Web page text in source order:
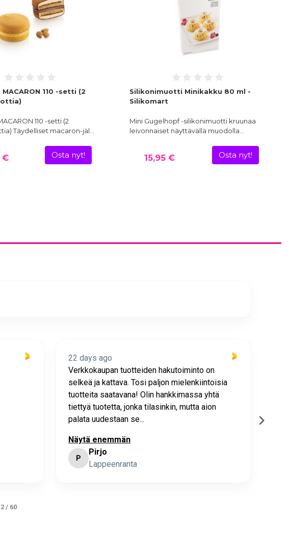
110 -setti (2
110 -setti (2
Täydelliset macaron-jäl…
€ Osta nyt!
Silikonimuotti Minikakku 80 ml -
Silikomart
Mini Gugelhopf -silikonimuotti kruunaa
leivonnaiset näyttävällä muodolla…
15,95 € Osta nyt!
22 days ago
Verkkokaupan tuotteiden hakutoiminto on
selkeä ja kattava. Tosi paljon mielenkiintoisia
tuotteita saatavana! Olin hankkimassa yhtä
tiettyä tuotetta, jonka tilasinkin, mutta aion
palata uudestaan se...
Näytä enemmän
P
Pirjo
Lappeenranta
2 / 60